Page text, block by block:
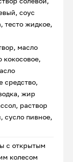
соус
тесто жидкое,
масло
кокосовое,
средство,
жир
раствор
сусло пивное,
с открытым
колесом